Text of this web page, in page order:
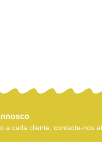
a cada cliente, contacte-nos